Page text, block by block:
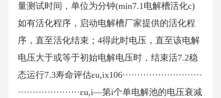
量测试时间，单位为分钟(min7.1电解槽活化c)
如有活化程序，启动电解槽厂家提供的活化程
序，直至活化结束；4得此时电压，直至该电解
电压大于或等于初始电解电压时，结束活7.2稳
态运行7.3寿命评估εu,ix106···························
·····················εu,i—第i个单电解池的电压衰减